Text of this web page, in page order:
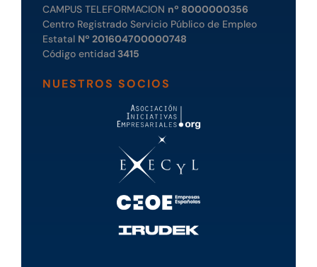
CAMPUS TELEFORMACION nº 8000000356
Centro Registrado Servicio Público de Empleo
Estatal Nº 201604700000748
Código entidad 3415
NUESTROS SOCIOS